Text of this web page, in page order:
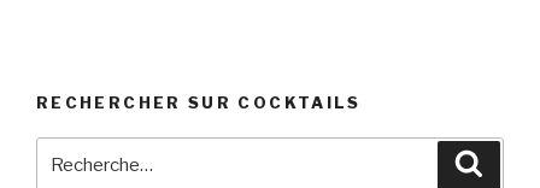
RECHERCHER SUR COCKTAILS